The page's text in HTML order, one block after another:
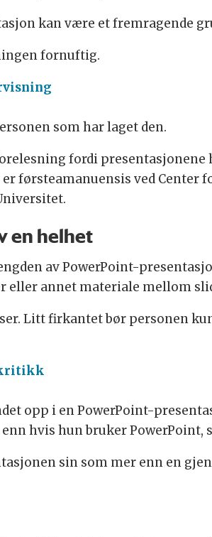
kan være et fremragende
fornuftig.
som har laget den.
fordi
førsteamanuensis ved Center
en helhet
av PowerPoint-
annet materiale mellom
Litt firkantet bør personen
kritikk
opp i en PowerPoint-
hvis hun bruker PowerPoint,
sin som mer enn en